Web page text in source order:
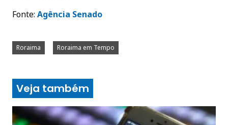
Fonte: Agência Senado
Roraima Roraima em Tempo
Veja também